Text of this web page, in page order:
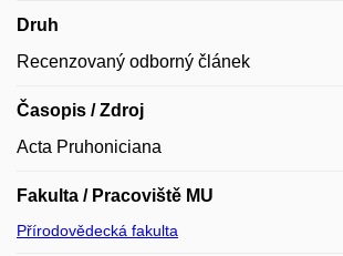
Druh
Recenzovaný odborný článek
Časopis / Zdroj
Acta Pruhoniciana
Fakulta / Pracoviště MU
Přírodovědecká fakulta